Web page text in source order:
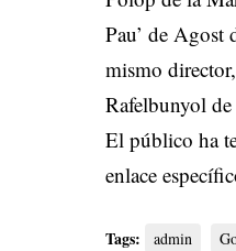
Pau’ de Agost
mismo
Rafelbunyol
El público ha
enlace
Tags: admin